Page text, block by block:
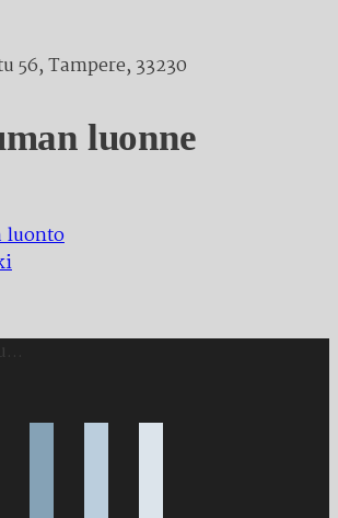
56, Tampere, 33230
luonne
luonto